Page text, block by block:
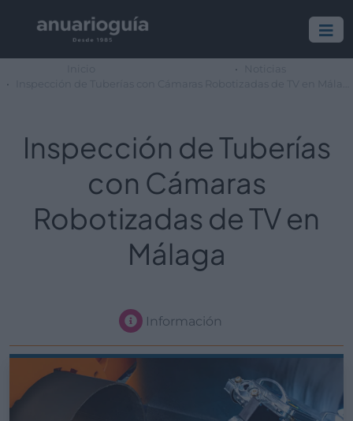
Inspección de Tuberías
con Cámaras
Robotizadas de TV en
Málaga
Información